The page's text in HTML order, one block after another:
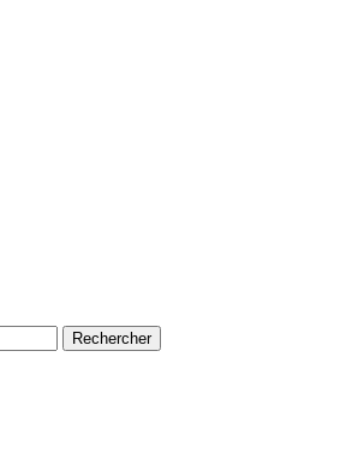
Rechercher